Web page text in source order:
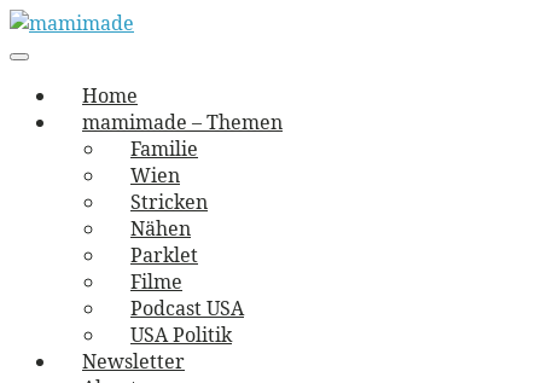
Skip
to
mamimade
vernäht und zugetextet
navigation
Menu
Home
mamimade – Themen
Familie
Wien
Stricken
Nähen
Parklet
Filme
Podcast USA
USA Politik
Newsletter